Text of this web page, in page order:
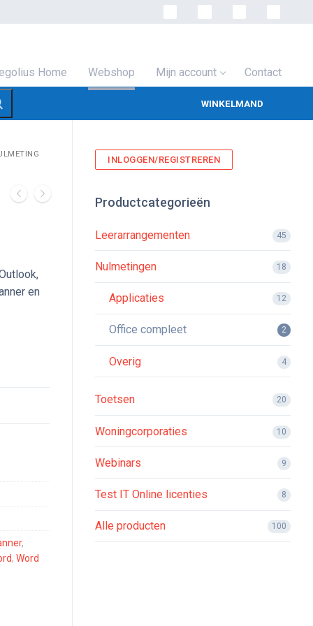
Home Webshop Mijn account Contact
WINKELMAND
en
,
, Word
INLOGGEN/REGISTREREN
Productcategorieën
Leerarrangementen 45
Nulmetingen 18
Applicaties 12
Office compleet 2
Overig 4
Toetsen 20
Woningcorporaties 10
Webinars 9
Test IT Online licenties 8
Alle producten 100